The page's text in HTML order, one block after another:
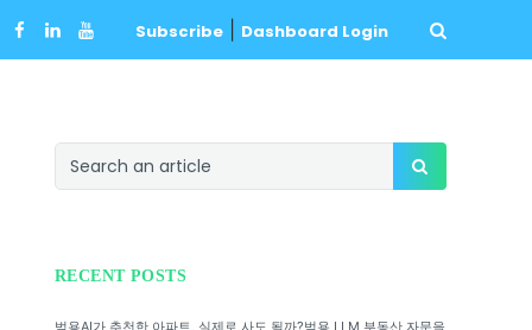
Subscribe Dashboard Login
RECENT POSTS
범용AI가 추천한 아파트, 실제로 사도 될까?범용 LLM 부동산 자문을